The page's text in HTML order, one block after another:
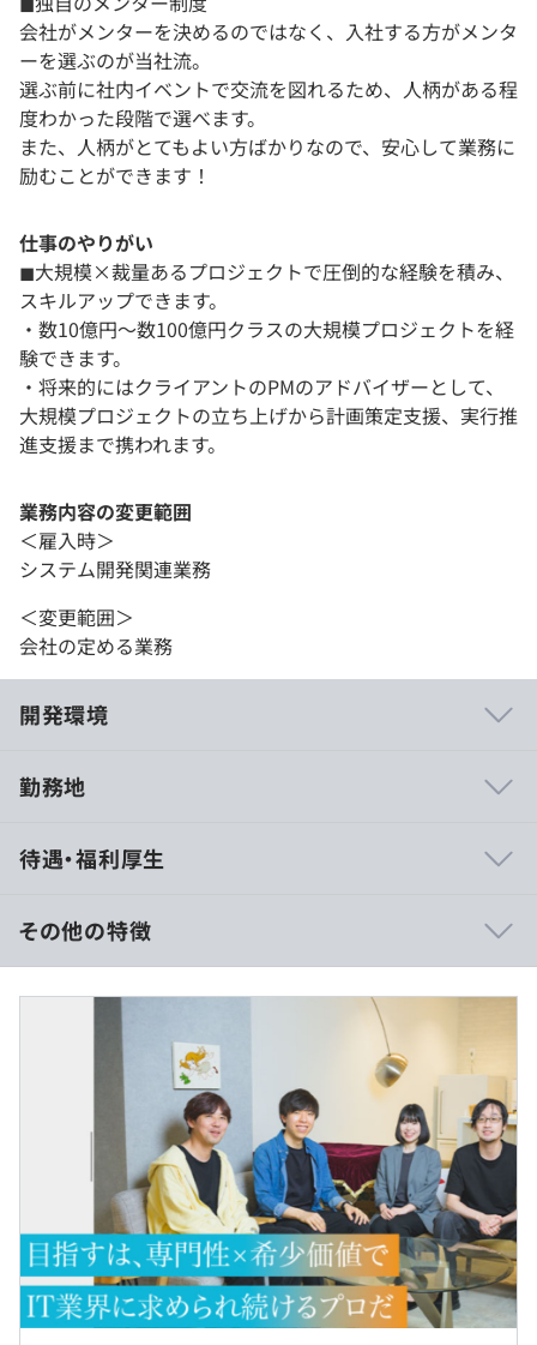
会社がメンターを決めるのではなく、入社する方がメンタ
ーを選ぶのが当社流。
選ぶ前に社内イベントで交流を図れるため、人柄がある程
度わかった段階で選べます。
また、人柄がとてもよい方ばかりなので、安心して業務に
励むことができます！
仕事のやりがい
◼︎大規模×裁量あるプロジェクトで圧倒的な経験を積み、
スキルアップできます。
・数10億円～数100億円クラスの大規模プロジェクトを経
験できます。
・将来的にはクライアントのPMのアドバイザーとして、
大規模プロジェクトの立ち上げから計画策定支援、実行推
進支援まで携われます。
業務内容の変更範囲
＜雇入時＞
システム開発関連業務
＜変更範囲＞
会社の定める業務
開発環境
『ゼロからわかるやさしいディープラーニング講座』等、
◼︎PM・ITコンサルタントを育成
当社は現場経験豊富なPMが保有しているスキルと、AI技
術や独自のプロジェクト支援ツールを駆使して、システム
開発プロジェクトを支援する企業です。
・ITコンサルティング業務支援
・プロジェクト管理業務支援
・AI導入コンサルティング
相談のうえ、ご希望のマシンを支給します。
勤務地
待遇・福利厚生
◼︎月給：45万～83.3万円＋交通費＋業績賞与
・月給には固定残業代（月10万8,000円～／40時間分）を
※超過分は全額別途支給
★年収1,000万円以上も目指せます★
◼︎各ポジション毎の年収例
・プロジェクトリーダー：年収540万円～720万円
・PMコンサルタント・AIコンサルタント：年収720万円
～1200万円
・プロジェクトデザイナー／ストラテジスト：年収1200
万円以上
その他の特徴